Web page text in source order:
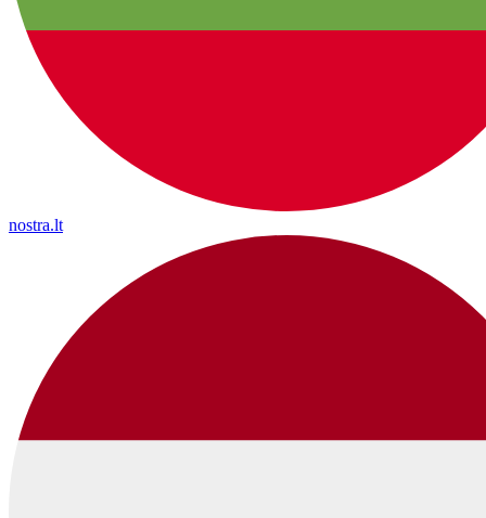
nostra.lt